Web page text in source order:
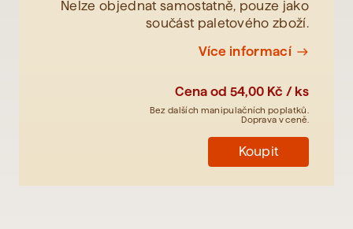
Nelze objednat samostatně, pouze jako
součást paletového zboží.
Více informací east
Cena od 54,00 Kč / ks
Bez dalších manipulačních poplatků.
Doprava v ceně.
Koupit